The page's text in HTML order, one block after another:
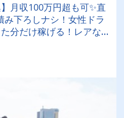
月収100万円超も可✨直
下ろしナシ！女性ドラ
分だけ稼げる！レアな車
彡／